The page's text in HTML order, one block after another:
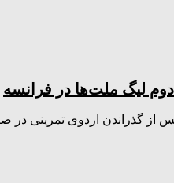
دوم لیگ ملت‌ها در فرانسه
پس از گذراندن اردوی تمرینی